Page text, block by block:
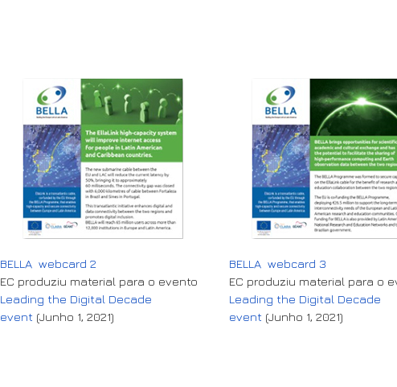
BELLA webcard 2
EC produziu material para o evento
Leading the Digital Decade
event (Junho 1, 2021)
BELLA webcard 3
EC produziu material para o
Leading the Digital Decade
event (Junho 1, 2021)